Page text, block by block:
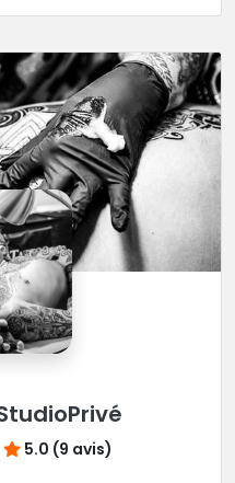
Une très belle adresse
impeccable, que
5.0 (9 avis)